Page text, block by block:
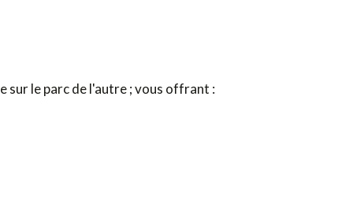
sur le parc de l'autre ; vous offrant :